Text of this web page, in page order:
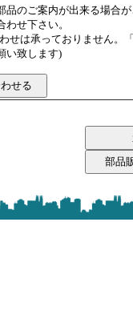
品のご案内が出来る場合
せ下さい。
せは承っておりません。
い致します)